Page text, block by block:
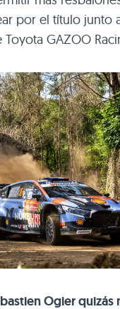
por el título junto
GAZOO
Ogier quizás